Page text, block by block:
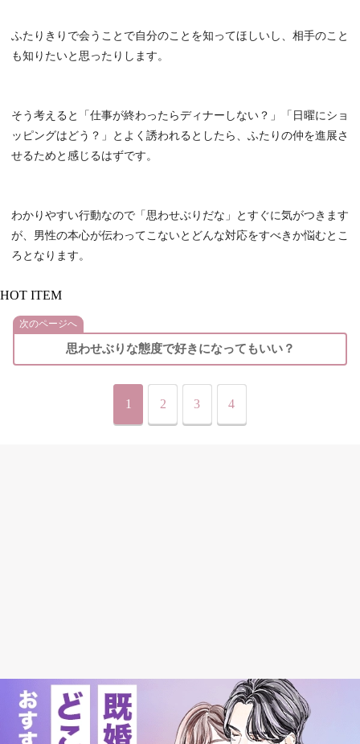
ふたりきりで会うことで自分のことを知ってほしいし、相手のこと
も知りたいと思ったりします。
そう考えると「仕事が終わったらディナーしない？」「日曜にショ
ッピングはどう？」とよく誘われるとしたら、ふたりの仲を進展さ
せるためと感じるはずです。
わかりやすい行動なので「思わせぶりだな」とすぐに気がつきます
が、男性の本心が伝わってこないとどんな対応をすべきか悩むとこ
ろとなります。
HOT ITEM
次のページへ
思わせぶりな態度で好きになってもいい？
1 2 3 4